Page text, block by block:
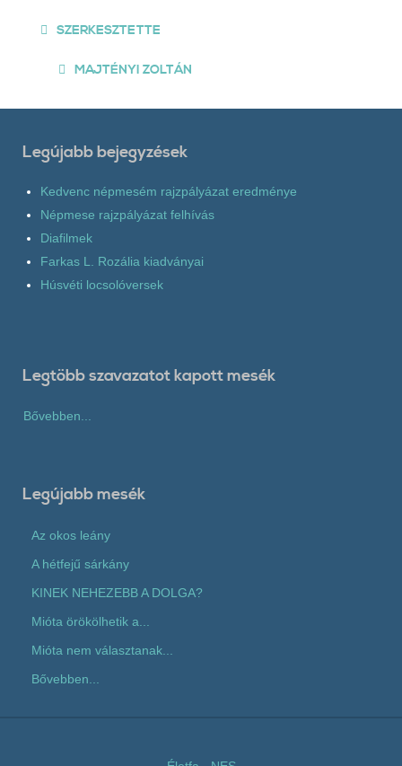
SZERKESZTETTE
MAJTÉNYI ZOLTÁN
Legújabb bejegyzések
Kedvenc népmesém rajzpályázat eredménye
Népmese rajzpályázat felhívás
Diafilmek
Farkas L. Rozália kiadványai
Húsvéti locsolóversek
Legtöbb szavazatot kapott mesék
Bővebben...
Legújabb mesék
Az okos leány
A hétfejű sárkány
KINEK NEHEZEBB A DOLGA?
Mióta örökölhetik a...
Mióta nem választanak...
Bővebben...